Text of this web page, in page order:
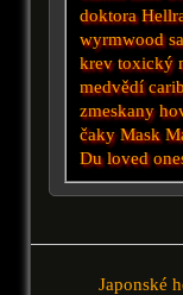
doktora
wyrmwood
krev toxický
medvědí
zmeskany
čaky Mask
Du loved
Japonské